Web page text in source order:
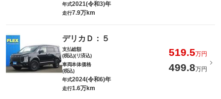
年式2021(令和3)年
走行7.9万km
デリカＤ：５
支払総額
(税込)(リ済込)
519.5万円
車両本体価格
(税込)
499.8万円
年式2024(令和6)年
走行1.6万km